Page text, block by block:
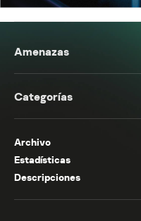
Amenazas
Categorías
Archivo
Estadísticas
Descripciones